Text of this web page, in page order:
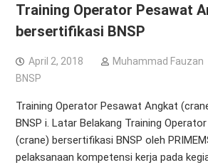
Training Operator Pesawat
bersertifikasi BNSP
April 2, 2018 Muhammad Fauzan
BNSP
Training Operator Pesawat Angkat
BNSP i. Latar Belakang Training
(crane) bersertifikasi BNSP oleh
pelaksanaan kompetensi kerja pada